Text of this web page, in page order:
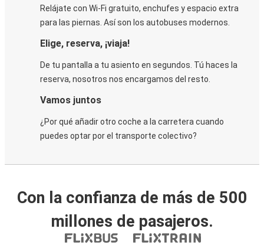
Relájate con Wi-Fi gratuito, enchufes y espacio extra
para las piernas. Así son los autobuses modernos.
Elige, reserva, ¡viaja!
De tu pantalla a tu asiento en segundos. Tú haces la
reserva, nosotros nos encargamos del resto.
Vamos juntos
¿Por qué añadir otro coche a la carretera cuando
puedes optar por el transporte colectivo?
Con la confianza de más de 500
millones de pasajeros.